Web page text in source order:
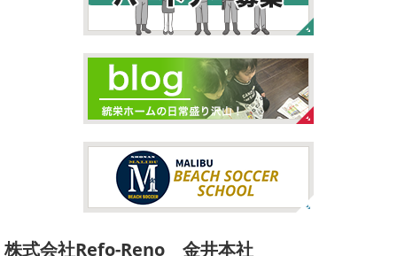
2026/02/26
崎・小田原外壁塗装専門店＊
こんにちは♡今週は3連休明けからのスタ
ートでしたね!!皆様連休はいかがお過ごしでしたでしょう
か？私は息子のサッカー遠征の応援に御殿場のほうまで行
ってきました
暖かくなると思っていたら、強風で思って
いたよりも寒かったです… ...
2026/02/12
小田原・茅ヶ崎外壁塗装専門店＊
2021/09/02
＊
夏休みが終わったと思ったら、急に寒く
なりましたね
夏休み最後の週末に海へ
日曜日はちょっ
と寒かったです
海に入っている時からチクチクするなと
思っていたのですが、次の日に身体中が痒い!!チンクイが大
量発生しているようです
...
2021/08/16
大変ご無沙汰しております
株式会社Refo-Reno 金井本社